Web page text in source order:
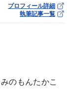
プロフィール詳細
執筆記事一覧
のもんたかこ